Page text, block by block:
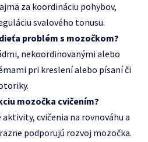
za koordináciu pohybov,
svalového tonusu.
problém s mozočkom?
nekoordinovanými alebo
pri kreslení alebo písaní či
mozočka cvičením?
cvičenia na rovnováhu a
podporujú rozvoj mozočka.